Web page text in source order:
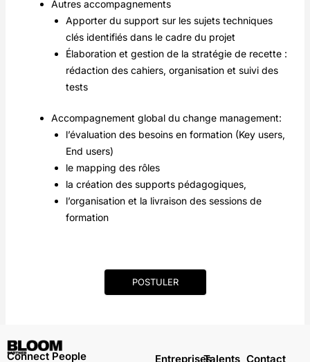
Autres accompagnements
Apporter du support sur les sujets techniques
clés identifiés dans le cadre du projet
Élaboration et gestion de la stratégie de recette :
rédaction des cahiers, organisation et suivi des
tests
Accompagnement global du change management:
l’évaluation des besoins en formation (Key users,
End users)
le mapping des rôles
la création des supports pédagogiques,
l’organisation et la livraison des sessions de
formation
POSTULER
Connect People EntreprisesTalents Contact